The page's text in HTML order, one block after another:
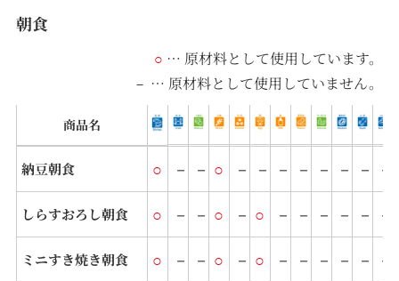
朝食
○ … 原材料として使⽤しています。
－ … 原材料として使⽤していません。
商品名
納豆朝食 ○ － － ○ － － － － － － － －
しらすおろし朝食 ○ － － ○ － ○ － － － － － －
ミニすき焼き朝食 ○ － － ○ － ○ － － － － － －